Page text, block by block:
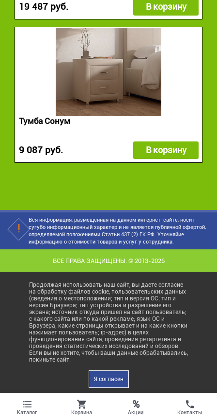
19 487 руб. В корзину
Тумба Сонум
9 087 руб. В корзину
Вся информация, размещенная на данном интернет-сайте, носит
сугубо информационный характер и не является публичной офертой,
определяемой положениями Статьи 437 (2) ГК РФ. Уточняйие
информацию о стоимости товаров и услуг у сотрудника.
ВСЕ ПРАВА ЗАЩИЩЕНЫ. © 2013-2026
Продолжая использовать наш сайт, вы даете согласие
на обработку файлов cookie, пользовательских данных
(сведения о местоположении; тип и версия ОС; тип и
версия Браузера; тип устройства и разрешение его
экрана; источник откуда пришел на сайт пользователь;
с какого сайта или по какой рекламе; язык ОС и
Браузера; какие страницы открывает и на какие кнопки
нажимает пользователь; ip-адрес) в целях
функционирования сайта, проведения ретаргетинга и
проведения статистических исследований и обзоров.
Если вы не хотите, чтобы ваши данные обрабатывались,
покиньте сайт.
Я согласен
Каталог Корзина
%
Акции Контакты